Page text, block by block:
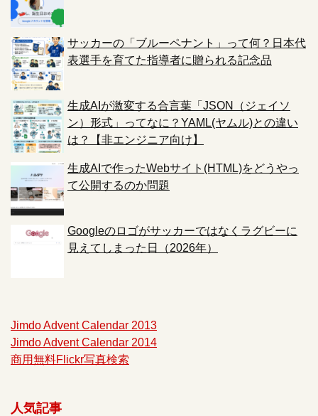
サッカーの「ブルーペナント」って何？日本代
表選手を育てた指導者に贈られる記念品
生成AIが激変する合言葉「JSON（ジェイソ
ン）形式」ってなに？YAML(ヤムル)との違い
は？【非エンジニア向け】
生成AIで作ったWebサイト(HTML)をどうやっ
て公開するのか問題
Googleのロゴがサッカーではなくラグビーに
見えてしまった日（2026年）
Jimdo Advent Calendar 2013
Jimdo Advent Calendar 2014
商用無料Flickr写真検索
人気記事